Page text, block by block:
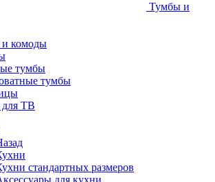
Тумбы и
комоды
тумбы
тумбы
ТВ
стандартных размеров